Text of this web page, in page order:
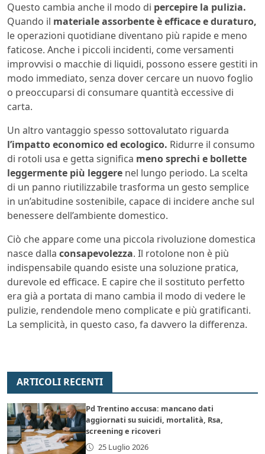
Questo cambia anche il modo di percepire la pulizia.
Quando il materiale assorbente è efficace e duraturo,
le operazioni quotidiane diventano più rapide e meno
faticose. Anche i piccoli incidenti, come versamenti
improvvisi o macchie di liquidi, possono essere gestiti in
modo immediato, senza dover cercare un nuovo foglio
o preoccuparsi di consumare quantità eccessive di
carta.
Un altro vantaggio spesso sottovalutato riguarda
l’impatto economico ed ecologico. Ridurre il consumo
di rotoli usa e getta significa meno sprechi e bollette
leggermente più leggere nel lungo periodo. La scelta
di un panno riutilizzabile trasforma un gesto semplice
in un’abitudine sostenibile, capace di incidere anche sul
benessere dell’ambiente domestico.
Ciò che appare come una piccola rivoluzione domestica
nasce dalla consapevolezza. Il rotolone non è più
indispensabile quando esiste una soluzione pratica,
durevole ed efficace. E capire che il sostituto perfetto
era già a portata di mano cambia il modo di vedere le
pulizie, rendendole meno complicate e più gratificanti.
La semplicità, in questo caso, fa davvero la differenza.
ARTICOLI RECENTI
Pd Trentino accusa: mancano dati
aggiornati su suicidi, mortalità, Rsa,
screening e ricoveri
25 Luglio 2026